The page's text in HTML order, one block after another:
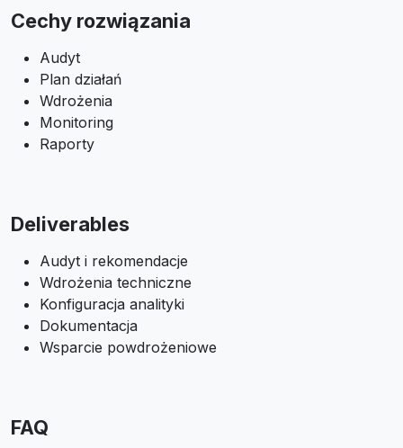
Cechy rozwiązania
Audyt
Plan działań
Wdrożenia
Monitoring
Raporty
Deliverables
Audyt i rekomendacje
Wdrożenia techniczne
Konfiguracja analityki
Dokumentacja
Wsparcie powdrożeniowe
FAQ